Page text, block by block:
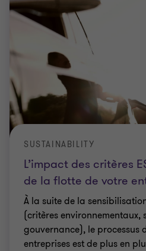
L’impact des critères
de la flotte de votre
SUSTAINABILITY
À la suite de la
(critères environnementaux,
gouvernance), le processus
entreprises est de plus en